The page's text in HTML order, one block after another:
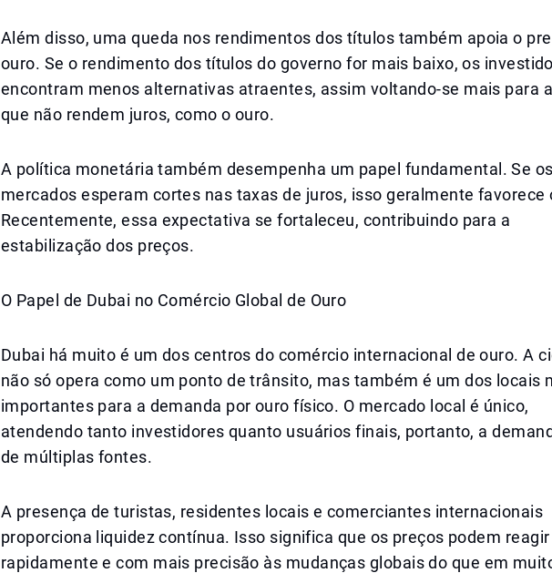
Além disso, uma queda nos rendimentos dos títulos também apoia o
ouro. Se o rendimento dos títulos do governo for mais baixo, os
encontram menos alternativas atraentes, assim voltando-se mais para
que não rendem juros, como o ouro.
A política monetária também desempenha um papel fundamental. Se os
mercados esperam cortes nas taxas de juros, isso geralmente favorece
Recentemente, essa expectativa se fortaleceu, contribuindo para a
estabilização dos preços.
O Papel de Dubai no Comércio Global de Ouro
Dubai há muito é um dos centros do comércio internacional de ouro. A
não só opera como um ponto de trânsito, mas também é um dos locais
importantes para a demanda por ouro físico. O mercado local é único,
atendendo tanto investidores quanto usuários finais, portanto, a
de múltiplas fontes.
A presença de turistas, residentes locais e comerciantes internacionais
proporciona liquidez contínua. Isso significa que os preços podem
rapidamente e com mais precisão às mudanças globais do que em